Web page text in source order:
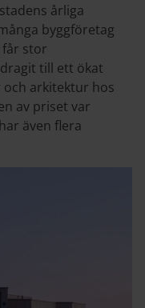
årliga
byggföretag
får stor
till ett ökat
arkitektur hos
av priset var
även flera